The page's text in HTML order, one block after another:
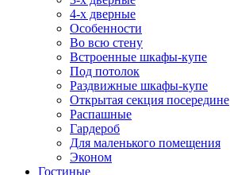
4-х дверные
Особенности
Во всю стену
Встроенные шкафы-купе
Под потолок
Раздвижные шкафы-купе
Открытая секция посередине
Распашные
Гардероб
Для маленького помещения
Эконом
Гостиные